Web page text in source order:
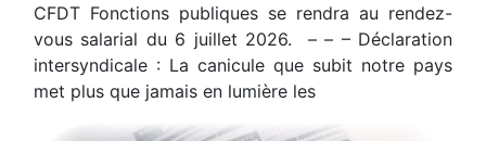
CFDT Fonctions publiques se rendra au rendez-
vous salarial du 6 juillet 2026. – – – Déclaration
intersyndicale : La canicule que subit notre pays
met plus que jamais en lumière les